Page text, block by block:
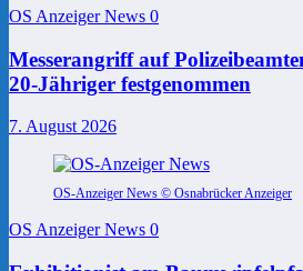
OS Anzeiger News 0
Messerangriff auf
20-Jähriger festgenommen
7. August 2026
OS-Anzeiger News © Osnabrücker Anzeiger
OS Anzeiger News 0